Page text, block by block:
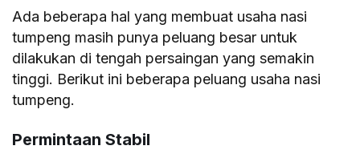
Ada beberapa hal yang membuat usaha nasi
tumpeng masih punya peluang besar untuk
dilakukan di tengah persaingan yang semakin
tinggi. Berikut ini beberapa peluang usaha nasi
tumpeng.
Permintaan Stabil